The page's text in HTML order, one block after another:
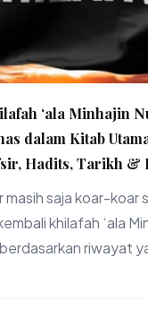
‘ala Minhajin
dalam Kitab
Hadits, Tarikh &
masih saja koar-koar
khilafah ‘ala
riwayat